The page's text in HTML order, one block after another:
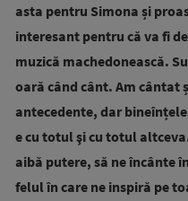
asta pentru Simona și
interesant pentru că va fi
muzică machedonească.
oară când cânt. Am cântat
antecedente, dar
e cu totul şi cu totul
aibă putere, să ne încânte
felul în care ne inspiră pe